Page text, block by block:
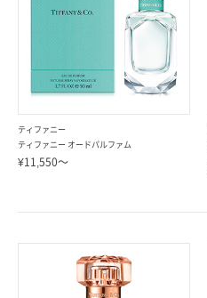
ティファニー
ティファニー オードパルファム
¥11,550～